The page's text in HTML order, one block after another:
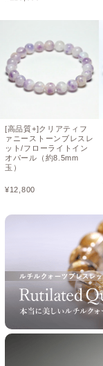
[高品質+]クリアティフ
ァニーストーンブレスレ
ット/フローライトイン
オパール（約8.5mm
玉）
¥12,800